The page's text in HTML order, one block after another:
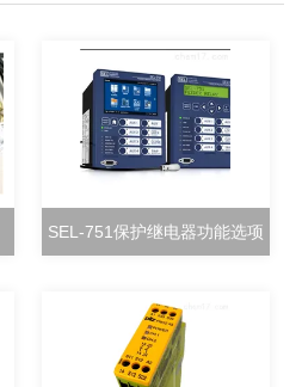
SEL-751保护继电器功能选项